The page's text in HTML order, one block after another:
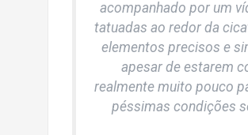
acompanhado por um
tatuadas ao redor da
elementos precisos e
apesar de estarem
realmente muito pouco
péssimas condições